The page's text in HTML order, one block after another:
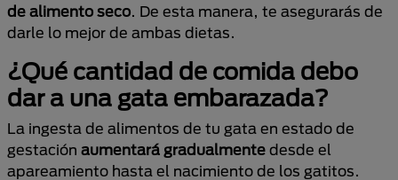
de alimento seco. De esta manera, te asegurarás de
darle lo mejor de ambas dietas.
¿Qué cantidad de comida debo
dar a una gata embarazada?
La ingesta de alimentos de tu gata en estado de
gestación aumentará gradualmente desde el
apareamiento hasta el nacimiento de los gatitos.